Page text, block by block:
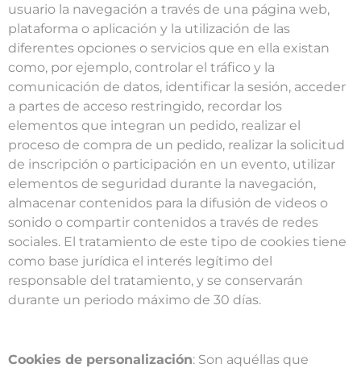
usuario la navegación a través de una página web,
plataforma o aplicación y la utilización de las
diferentes opciones o servicios que en ella existan
como, por ejemplo, controlar el tráfico y la
comunicación de datos, identificar la sesión, acceder
a partes de acceso restringido, recordar los
elementos que integran un pedido, realizar el
proceso de compra de un pedido, realizar la solicitud
de inscripción o participación en un evento, utilizar
elementos de seguridad durante la navegación,
almacenar contenidos para la difusión de videos o
sonido o compartir contenidos a través de redes
sociales. El tratamiento de este tipo de cookies tiene
como base jurídica el interés legítimo del
responsable del tratamiento, y se conservarán
durante un periodo máximo de 30 días.
Cookies de personalización: Son aquéllas que